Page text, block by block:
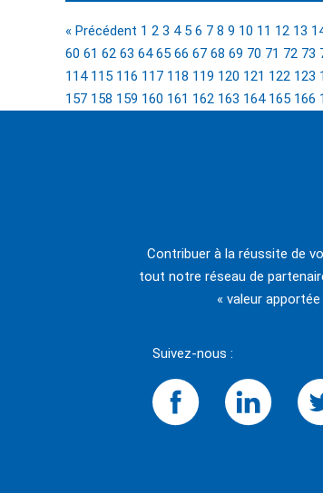
« Précédent 1 2 3 4 5 6 7 8 9 10 11 12 13
60 61 62 63 64 65 66 67 68 69 70 71 72 73
114 115 116 117 118 119 120 121 122 123
157 158 159 160 161 162 163 164 165 166
Contribuer à la réussite de
tout notre réseau de
« valeur
Suivez-nous :